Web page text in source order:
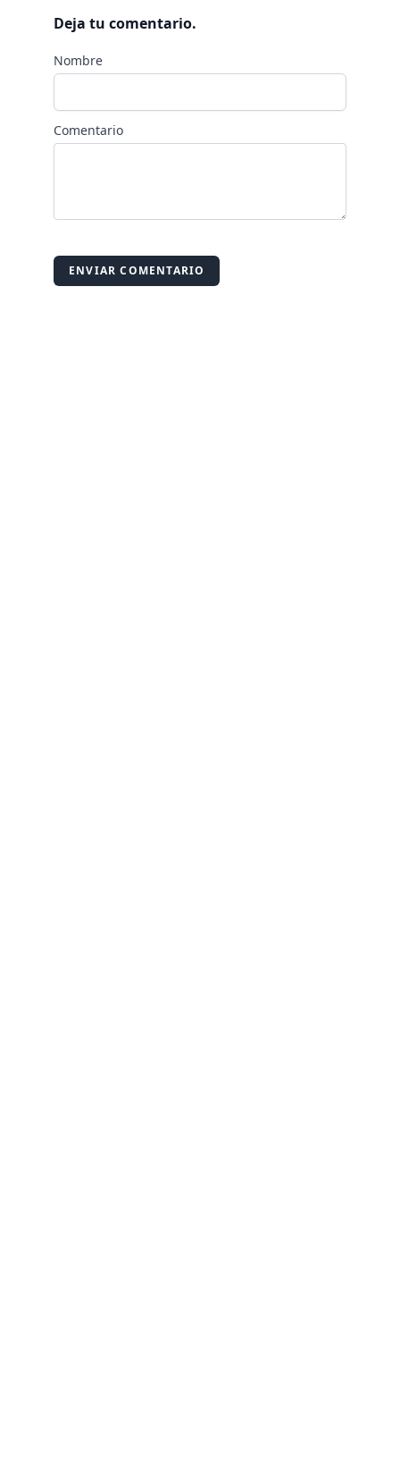
Deja tu comentario.
Nombre
Comentario
ENVIAR COMENTARIO